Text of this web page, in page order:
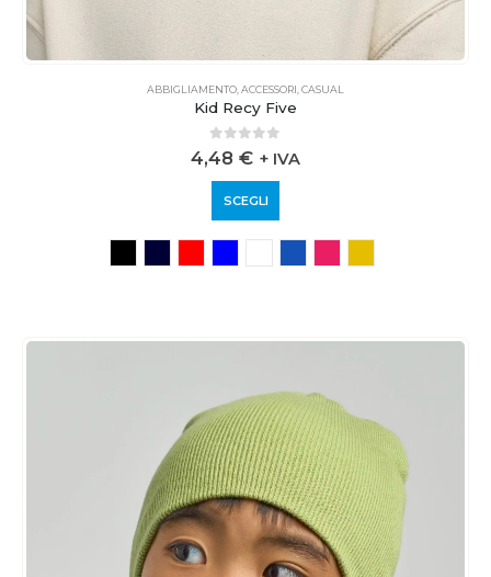
ABBIGLIAMENTO ACCESSORI CASUAL
Kid Recy Five
0 out of 5
4,48 € + IVA
SCEGLI